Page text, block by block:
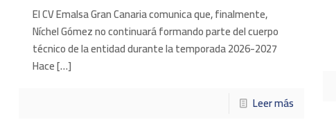
El CV Emalsa Gran Canaria comunica que, finalmente,
Níchel Gómez no continuará formando parte del cuerpo
técnico de la entidad durante la temporada 2026-2027
Hace[…]
Leer más